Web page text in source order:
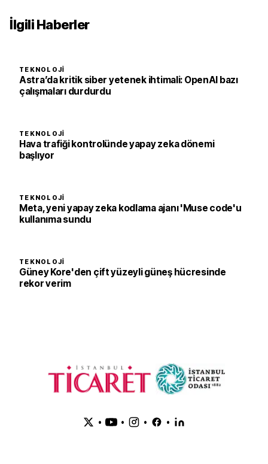
İlgili Haberler
TEKNOLOJI
Astra’da kritik siber yetenek ihtimali: OpenAI bazı
çalışmaları durdurdu
TEKNOLOJI
Hava trafiği kontrolünde yapay zeka dönemi
başlıyor
TEKNOLOJI
Meta, yeni yapay zeka kodlama ajanı 'Muse code'u
kullanıma sundu
TEKNOLOJI
Güney Kore'den çift yüzeyli güneş hücresinde
rekor verim
• • • •